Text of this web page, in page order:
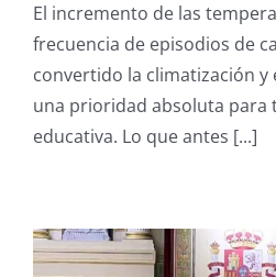
El incremento de las
frecuencia de episodios de
convertido la climatización
una prioridad absoluta para
educativa. Lo que antes [...]